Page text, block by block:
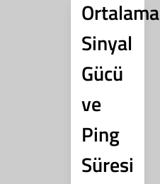
Ortalama
Sinyal
Gücü
ve
Ping
Süresi